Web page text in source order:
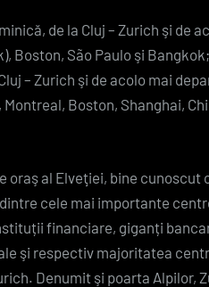
de la Cluj – Zurich şi de
Boston, São Paulo şi Bangkok;
– Zurich şi de acolo mai
Montreal, Boston, Shanghai,
oraş al Elveţiei, bine
cele mai importante
financiare, giganți
şi respectiv majoritatea
Denumit şi poarta Alpilor,